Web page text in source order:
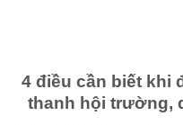
4 điều cần biết khi
thanh hội trường,